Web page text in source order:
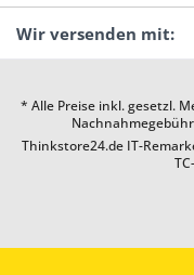
Wir versenden mit:
* Alle Preise inkl. gesetzl.
Thinkstore24.de IT-